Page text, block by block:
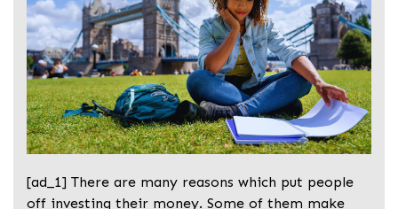
[ad_1] There are many reasons which put people
off investing their money. Some of them make